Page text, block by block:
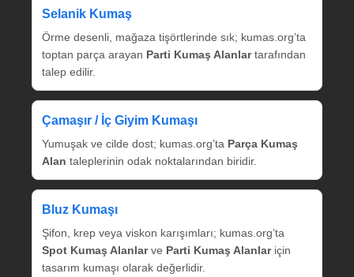
Selanik Kumaş
Örme desenli, mağaza tişörtlerinde sık; kumas.org’ta
toptan parça arayan Parti Kumaş Alanlartarafından
talep edilir.
Çamaşır / İç Giyim Kumaşı
Yumuşak ve cilde dost; kumas.org’ta Parça Kumaş
Alan taleplerinin odak noktalarından biridir.
Bluz Kumaşı
Şifon, krep veya viskon karışımları; kumas.org’ta
Spot Kumaş Alanlarve Parti Kumaş Alanlariçin
tasarım kumaşı olarak değerlidir.